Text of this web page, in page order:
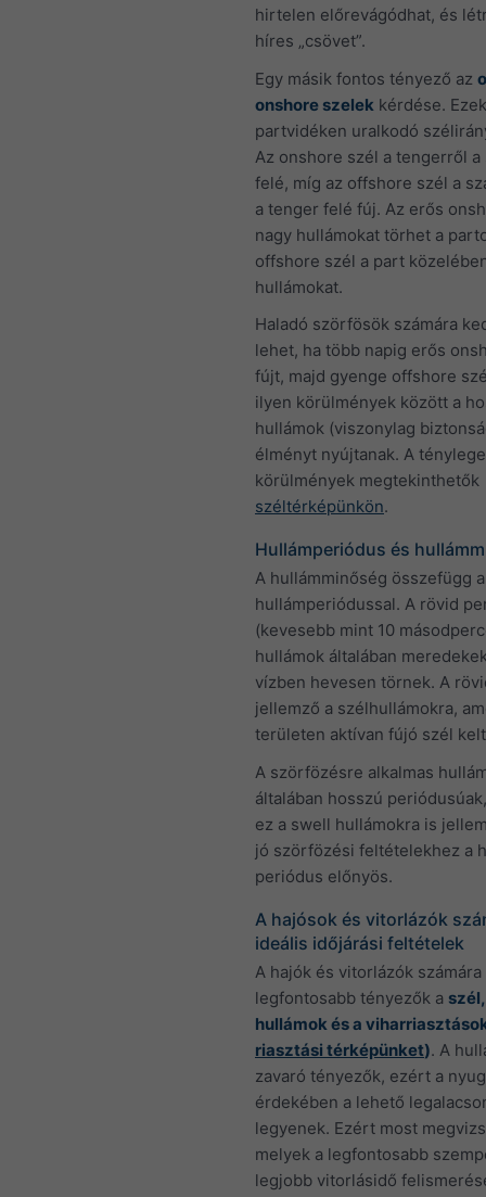
hirtelen előrevágódhat, és
híres „csövet”.
Egy másik fontos tényező az
onshore szelek kérdése.
partvidéken uralkodó
Az onshore szél a tengerről a
felé, míg az offshore szél a
a tenger felé fúj. Az erős
nagy hullámokat törhet a
offshore szél a part
hullámokat.
Haladó szörfösök számára
lehet, ha több napig erős
fújt, majd gyenge offshore
ilyen körülmények között a
hullámok (viszonylag
élményt nyújtanak. A
körülmények megtekinthetők
széltérképünkön.
Hullámperiódus és
A hullámminőség összefügg a
hullámperiódussal. A rövid
(kevesebb mint 10
hullámok általában
vízben hevesen törnek. A
jellemző a szélhullámokra,
területen aktívan fújó szél
A szörfözésre alkalmas
általában hosszú
ez a swell hullámokra is
jó szörfözési feltételekhez a
periódus előnyös.
A hajósok és vitorlázók
ideális időjárási feltételek
A hajók és vitorlázók számára
legfontosabb tényezők a
hullámok és a
riasztási térképünket). A
zavaró tényezők, ezért a
érdekében a lehető
legyenek. Ezért most
melyek a legfontosabb
legjobb vitorlásidő